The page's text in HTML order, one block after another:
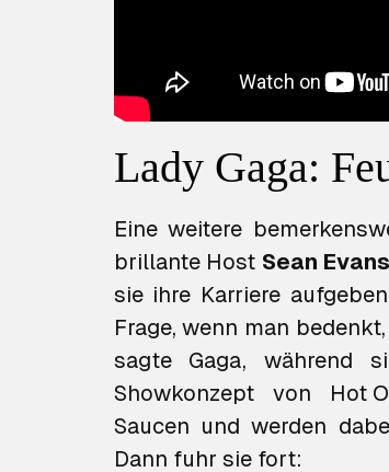
Lady Gaga:
Eine weitere
brillante Host Sean Evans
sie ihre Karriere
Frage, wenn man
sagte Gaga, während
Showkonzept von
Hot
Saucen und werden
Dann fuhr sie fort: